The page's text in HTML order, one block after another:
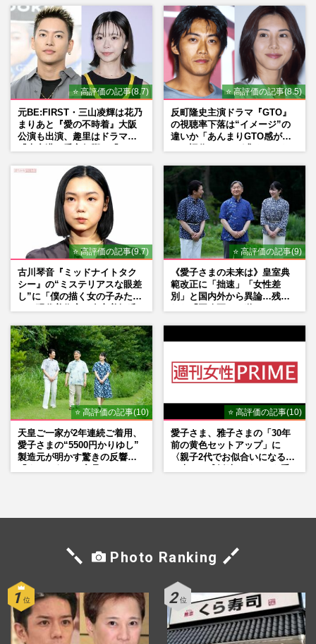
⭐ 高評価の記事(8.7)
元BE:FIRST・三山凌輝は花乃
まりあと『愛の不時着』大阪
公演も出演、趣里はドラマ
⭐ 高評価の記事(8.5)
反町隆史主演ドラマ『GTO』
の視聴率下落は“イメージ”の
違いか「あんまりGTO感がな
⭐ 高評価の記事(9.7)
古川琴音『ミッドナイトタク
シー』の“ミステリアスな眼差
し”に「僕の描く女の子みた
⭐ 高評価の記事(9)
《愛子さまの未来は》皇室典
範改正に「拙速」「女性差
別」と国内外から異論…残さ
⭐ 高評価の記事(10)
天皇ご一家が2年連続ご着用、
愛子さまの“5500円かりゆし”
製造元が明かす驚きの反響
⭐ 高評価の記事(10)
愛子さま、雅子さまの「30年
前の黄色セットアップ」に
〈親子2代でお似合いになる〉
Photo Ranking